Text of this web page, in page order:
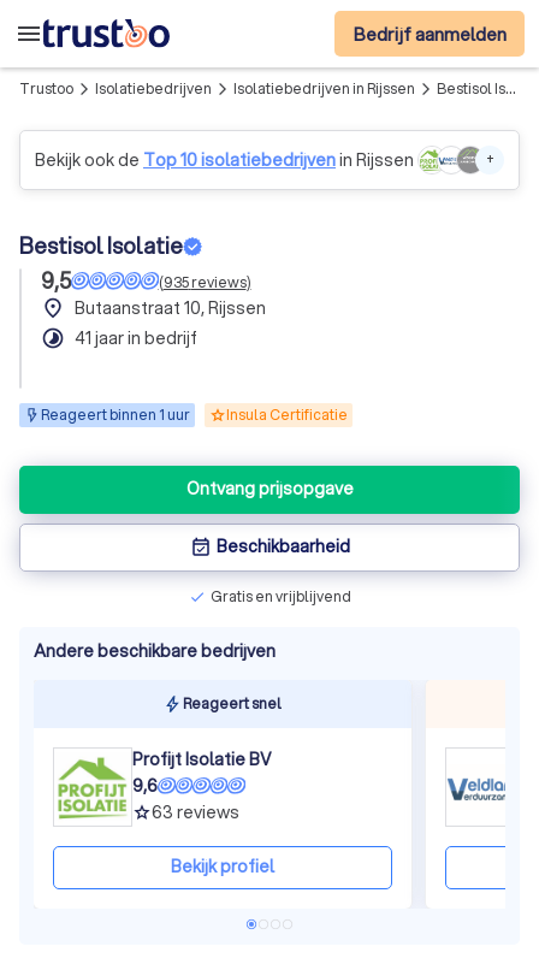
menu Bedrijf aanmelden
Trustoo arrow_forward_ios Isolatiebedrijven arrow_forward_ios Isolatiebedrijven in Rijssen arrow_forward_ios Bestisol Isolatie
Bekijk ook de Top 10 isolatiebedrijvenin Rijssen +
Bestisol Isolatie
9,5
(935reviews)
place Butaanstraat 10, Rijssen
timelapse 41 jaar in bedrijf
Reageert binnen 1 uur Insula Certificatie
Ontvang prijsopgave
event_available Beschikbaarheid
check Gratis en vrijblijvend
Andere beschikbare bedrijven
Reageert snel
Profijt Isolatie BV
9,6
grade63 reviews
Bekijk profiel